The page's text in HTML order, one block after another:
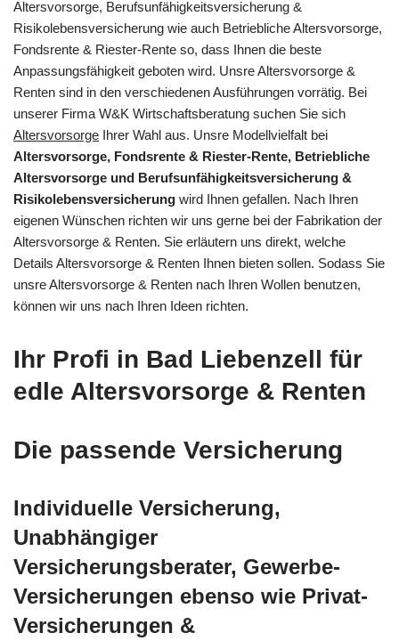
Altersvorsorge, Berufsunfähigkeitsversicherung &
Risikolebensversicherung wie auch Betriebliche Altersvorsorge,
Fondsrente & Riester-Rente so, dass Ihnen die beste
Anpassungsfähigkeit geboten wird. Unsre Altersvorsorge &
Renten sind in den verschiedenen Ausführungen vorrätig. Bei
unserer Firma W&K Wirtschaftsberatung suchen Sie sich
Altersvorsorge Ihrer Wahl aus. Unsre Modellvielfalt bei
Altersvorsorge, Fondsrente & Riester-Rente, Betriebliche
Altersvorsorge und Berufsunfähigkeitsversicherung &
Risikolebensversicherung wird Ihnen gefallen. Nach Ihren
eigenen Wünschen richten wir uns gerne bei der Fabrikation der
Altersvorsorge & Renten. Sie erläutern uns direkt, welche
Details Altersvorsorge & Renten Ihnen bieten sollen. Sodass Sie
unsre Altersvorsorge & Renten nach Ihren Wollen benutzen,
können wir uns nach Ihren Ideen richten.
Ihr Profi in Bad Liebenzell für
edle Altersvorsorge & Renten
Die passende Versicherung
Individuelle Versicherung,
Unabhängiger
Versicherungsberater, Gewerbe-
Versicherungen ebenso wie Privat-
Versicherungen &